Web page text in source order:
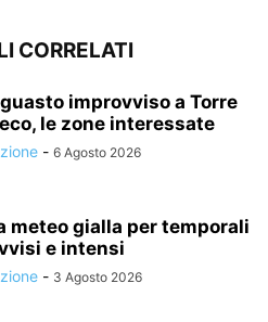
CORRELATI
guasto improvviso a Torre
le zone interessate
- 6 Agosto 2026
meteo gialla per temporali
e intensi
- 3 Agosto 2026